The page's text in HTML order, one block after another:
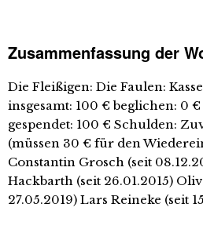
Zusammenfassung der
Die Fleißigen: Die Faulen:
insgesamt: 100 € beglichen: 0
gespendet: 100 € Schulden:
(müssen 30 € für den
Constantin Grosch (seit
Hackbarth (seit 26.01.2015)
27.05.2019) Lars Reineke (seit